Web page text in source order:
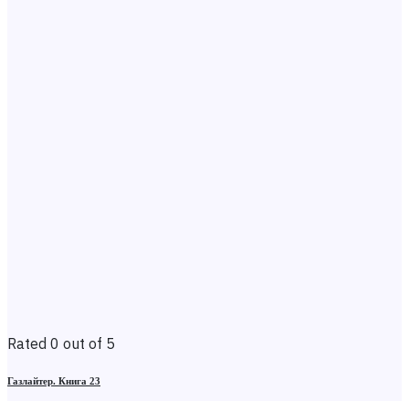
Rated 0 out of 5
Газлайтер. Книга 23